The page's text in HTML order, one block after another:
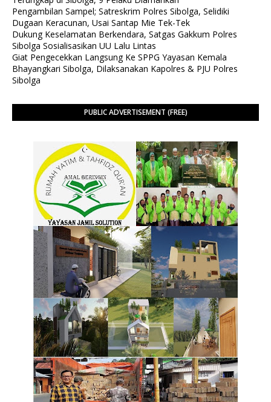
Pengambilan Sampel; Satreskrim Polres Sibolga, Selidiki
Dugaan Keracunan, Usai Santap Mie Tek-Tek
Dukung Keselamatan Berkendara, Satgas Gakkum Polres
Sibolga Sosialisasikan UU Lalu Lintas
Giat Pengecekkan Langsung Ke SPPG Yayasan Kemala
Bhayangkari Sibolga, Dilaksanakan Kapolres & PJU Polres
Sibolga
PUBLIC ADVERTISEMENT (FREE)